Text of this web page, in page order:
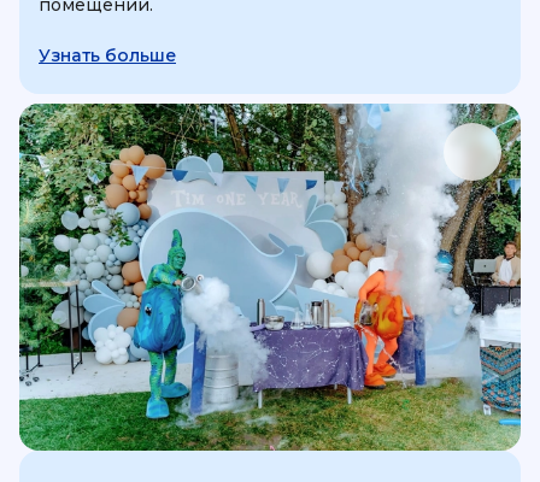
помещении.
Узнать больше